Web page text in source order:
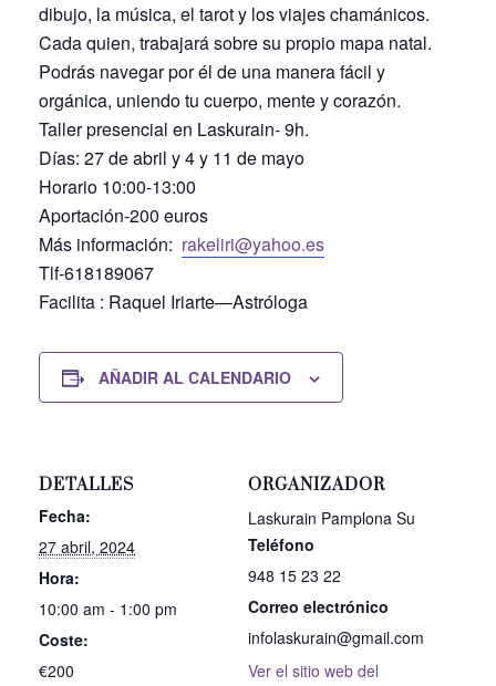
dibujo, la música, el tarot y los viajes chamánicos.
Cada quien, trabajará sobre su propio mapa natal.
Podrás navegar por él de una manera fácil y
orgánica, uniendo tu cuerpo, mente y corazón.
Taller presencial en Laskurain- 9h.
Días: 27 de abril y 4 y 11 de mayo
Horario 10:00-13:00
Aportación-200 euros
Más información: rakeliri@yahoo.es
Tlf-618189067
Facilita : Raquel Iriarte—Astróloga
AÑADIR AL CALENDARIO
DETALLES
Fecha:
27 abril, 2024
Hora:
10:00 am - 1:00 pm
Coste:
€200
ORGANIZADOR
Laskurain Pamplona Su
Teléfono
948 15 23 22
Correo electrónico
infolaskurain@gmail.com
Ver el sitio web del